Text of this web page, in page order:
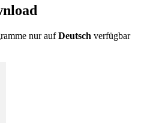
nur aufDeutsch verfügbar